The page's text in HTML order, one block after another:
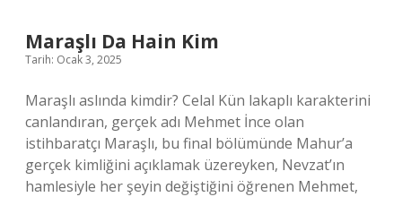
Maraşlı Da Hain Kim
Tarih: Ocak 3, 2025
Maraşlı aslında kimdir? Celal Kün lakaplı karakterini
canlandıran, gerçek adı Mehmet İnce olan
istihbaratçı Maraşlı, bu final bölümünde Mahur’a
gerçek kimliğini açıklamak üzereyken, Nevzat’ın
hamlesiyle her şeyin değiştiğini öğrenen Mehmet,